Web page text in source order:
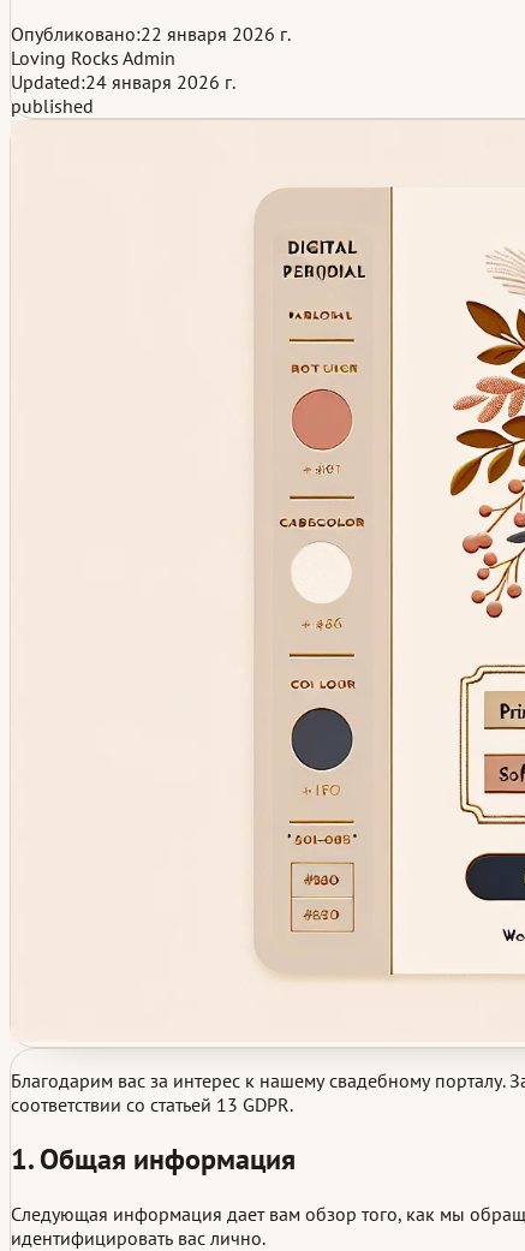
Опубликовано:22 января 2026 г.
Loving Rocks Admin
Updated:24 января 2026 г.
published
Благодарим вас за интерес к нашему свадебному
соответствии со статьей 13 GDPR.
1. Общая информация
Следующая информация дает вам обзор того, как мы
идентифицировать вас лично.